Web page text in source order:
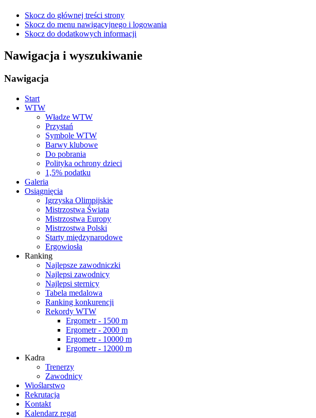
Skocz do głównej treści strony
Skocz do menu nawigacyjnego i logowania
Skocz do dodatkowych informacji
Nawigacja i wyszukiwanie
Nawigacja
Start
WTW
Władze WTW
Przystań
Symbole WTW
Barwy klubowe
Do pobrania
Polityka ochrony dzieci
1,5% podatku
Galeria
Osiągnięcia
Igrzyska Olimpijskie
Mistrzostwa Świata
Mistrzostwa Europy
Mistrzostwa Polski
Starty międzynarodowe
Ergowiosła
Ranking
Najlepsze zawodniczki
Najlepsi zawodnicy
Najlepsi sternicy
Tabela medalowa
Ranking konkurencji
Rekordy WTW
Ergometr - 1500 m
Ergometr - 2000 m
Ergometr - 10000 m
Ergometr - 12000 m
Kadra
Trenerzy
Zawodnicy
Wioślarstwo
Rekrutacja
Kontakt
Kalendarz regat